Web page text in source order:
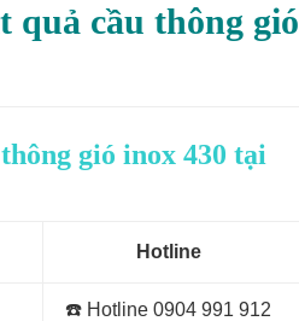
quả cầu thông gió
gió inox 430 tại
Hotline
☎️ Hotline 0904 991 912